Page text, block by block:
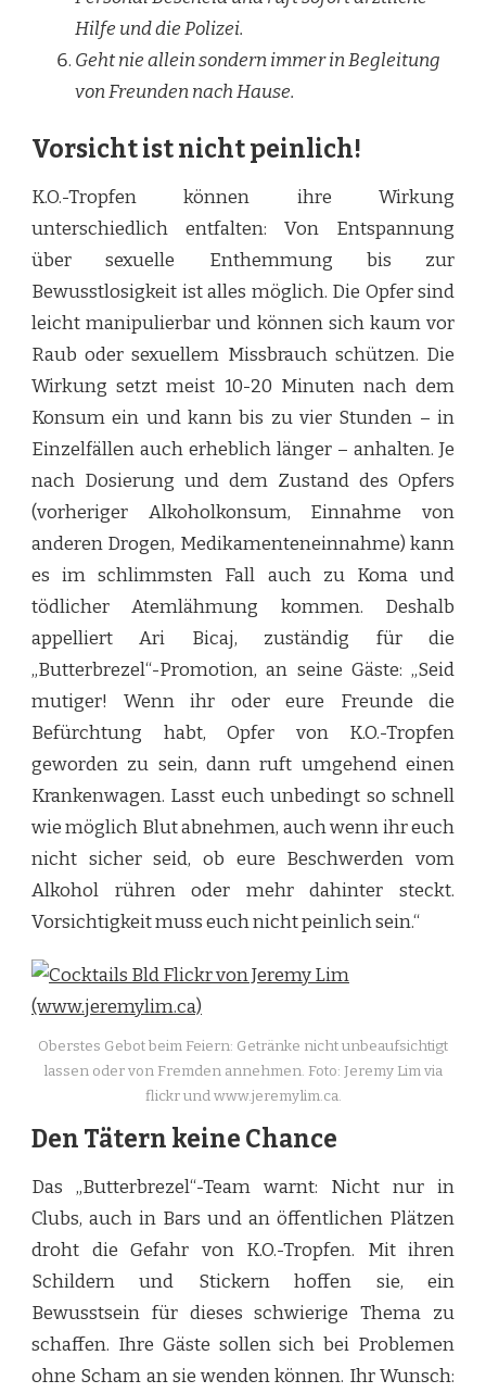
Hilfe und die Polizei.
Geht nie allein sondern immer in Begleitung
von Freunden nach Hause.
Vorsicht ist nicht peinlich!
K.O.-Tropfen können ihre Wirkung
unterschiedlich entfalten: Von Entspannung
über sexuelle Enthemmung bis zur
Bewusstlosigkeit ist alles möglich. Die Opfer sind
leicht manipulierbar und können sich kaum vor
Raub oder sexuellem Missbrauch schützen. Die
Wirkung setzt meist 10-20 Minuten nach dem
Konsum ein und kann bis zu vier Stunden – in
Einzelfällen auch erheblich länger – anhalten. Je
nach Dosierung und dem Zustand des Opfers
(vorheriger Alkoholkonsum, Einnahme von
anderen Drogen, Medikamenteneinnahme) kann
es im schlimmsten Fall auch zu Koma und
tödlicher Atemlähmung kommen. Deshalb
appelliert Ari Bicaj, zuständig für die
„Butterbrezel“-Promotion, an seine Gäste: „Seid
mutiger! Wenn ihr oder eure Freunde die
Befürchtung habt, Opfer von K.O.-Tropfen
geworden zu sein, dann ruft umgehend einen
Krankenwagen. Lasst euch unbedingt so schnell
wie möglich Blut abnehmen, auch wenn ihr euch
nicht sicher seid, ob eure Beschwerden vom
Alkohol rühren oder mehr dahinter steckt.
Vorsichtigkeit muss euch nicht peinlich sein.“
Oberstes Gebot beim Feiern: Getränke nicht unbeaufsichtigt
lassen oder von Fremden annehmen. Foto: Jeremy Lim via
flickr und www.jeremylim.ca.
Den Tätern keine Chance
Das „Butterbrezel“-Team warnt: Nicht nur in
Clubs, auch in Bars und an öffentlichen Plätzen
droht die Gefahr von K.O.-Tropfen. Mit ihren
Schildern und Stickern hoffen sie, ein
Bewusstsein für dieses schwierige Thema zu
schaffen. Ihre Gäste sollen sich bei Problemen
ohne Scham an sie wenden können. Ihr Wunsch: